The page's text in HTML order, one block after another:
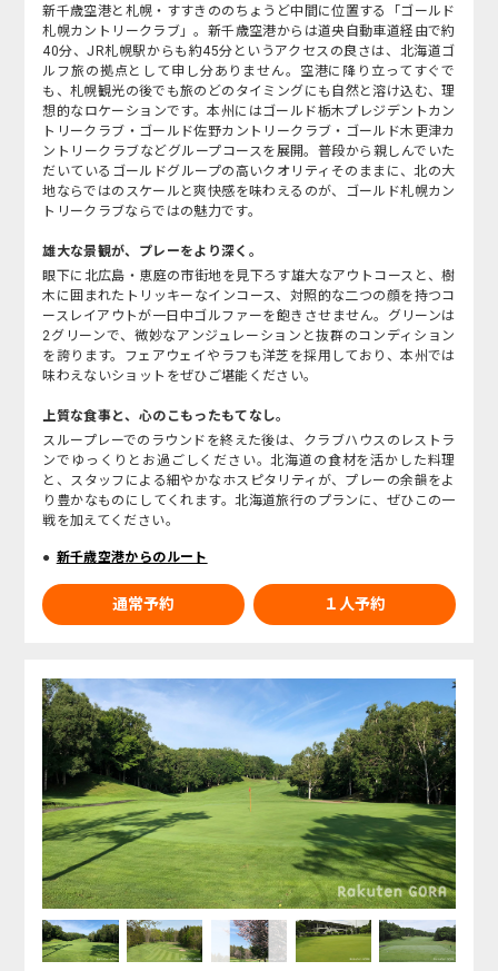
新千歳空港と札幌・すすきののちょうど中間に位置する「ゴールド
札幌カントリークラブ」。新千歳空港からは道央自動車道経由で約
40分、JR札幌駅からも約45分というアクセスの良さは、北海道ゴ
ルフ旅の拠点として申し分ありません。空港に降り立ってすぐで
も、札幌観光の後でも旅のどのタイミングにも自然と溶け込む、理
想的なロケーションです。本州にはゴールド栃木プレジデントカン
トリークラブ・ゴールド佐野カントリークラブ・ゴールド木更津カ
ントリークラブなどグループコースを展開。普段から親しんでいた
だいているゴールドグループの高いクオリティそのままに、北の大
地ならではのスケールと爽快感を味わえるのが、ゴールド札幌カン
トリークラブならではの魅力です。
雄大な景観が、プレーをより深く。
眼下に北広島・恵庭の市街地を見下ろす雄大なアウトコースと、樹
木に囲まれたトリッキーなインコース、対照的な二つの顔を持つコ
ースレイアウトが一日中ゴルファーを飽きさせません。グリーンは
2グリーンで、微妙なアンジュレーションと抜群のコンディション
を誇ります。フェアウェイやラフも洋芝を採用しており、本州では
味わえないショットをぜひご堪能ください。
上質な食事と、心のこもったもてなし。
スループレーでのラウンドを終えた後は、クラブハウスのレストラ
ンでゆっくりとお過ごしください。北海道の食材を活かした料理
と、スタッフによる細やかなホスピタリティが、プレーの余韻をよ
り豊かなものにしてくれます。北海道旅行のプランに、ぜひこの一
戦を加えてください。
新千歳空港からのルート
通常予約 １人予約